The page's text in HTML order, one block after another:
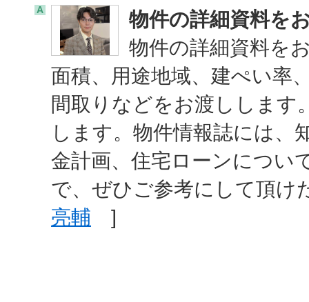
A
物件の詳細資料を
物件の詳細資料を
面積、用途地域、建ぺい率
間取りなどをお渡しします
します。物件情報誌には、
金計画、住宅ローンについ
で、ぜひご参考にして
亮輔 ]